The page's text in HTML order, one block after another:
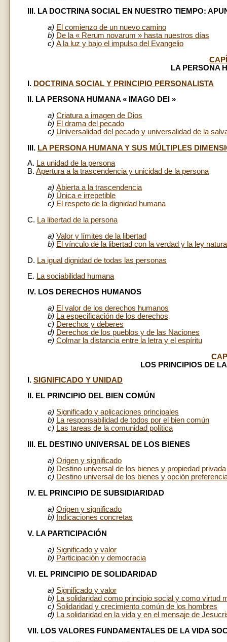
III. LA DOCTRINA SOCIAL EN NUESTRO TIEMPO:
a) El comienzo de un nuevo camino
b) De la « Rerum novarum » hasta nuestros días
c) A la luz y bajo el impulso del Evangelio
LA PERSONA
I. DOCTRINA SOCIAL Y PRINCIPIO PERSONALISTA
II. LA PERSONA HUMANA « IMAGO DEI »
a) Criatura a imagen de Dios
b) El drama del pecado
c) Universalidad del pecado y universalidad de la
III. LA PERSONA HUMANA Y SUS MÚLTIPLES
A. La unidad de la persona
B. Apertura a la trascendencia y unicidad de la persona
a) Abierta a la trascendencia
b) Única e irrepetible
c) El respeto de la dignidad humana
C. La libertad de la persona
a) Valor y límites de la libertad
b) El vínculo de la libertad con la verdad y la ley
D. La igual dignidad de todas las personas
E. La sociabilidad humana
IV. LOS DERECHOS HUMANOS
a) El valor de los derechos humanos
b) La especificación de los derechos
c) Derechos y deberes
d) Derechos de los pueblos y de las Naciones
e) Colmar la distancia entre la letra y el espíritu
LOS PRINCIPIOS DE
I. SIGNIFICADO Y UNIDAD
II. EL PRINCIPIO DEL BIEN COMÚN
a) Significado y aplicaciones principales
b) La responsabilidad de todos por el bien común
c) Las tareas de la comunidad política
III. EL DESTINO UNIVERSAL DE LOS BIENES
a) Origen y significado
b) Destino universal de los bienes y propiedad privada
c) Destino universal de los bienes y opción
IV. EL PRINCIPIO DE SUBSIDIARIDAD
a) Origen y significado
b)
Indicaciones concretas
V. LA PARTICIPACIÓN
a) Significado y valor
b) Participación y democracia
VI. EL PRINCIPIO DE SOLIDARIDAD
a) Significado y valor
b) La solidaridad como principio social y como virtud
c) Solidaridad y crecimiento común de los hombres
d) La solidaridad en la vida y en el mensaje de
VII. LOS VALORES FUNDAMENTALES DE LA VIDA